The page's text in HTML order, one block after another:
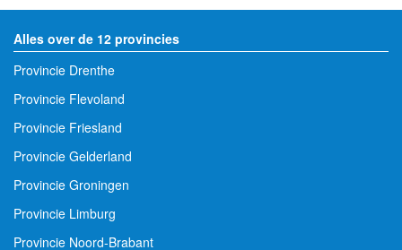
Alles over de 12 provincies
Provincie Drenthe
Provincie Flevoland
Provincie Friesland
Provincie Gelderland
Provincie Groningen
Provincie Limburg
Provincie Noord-Brabant